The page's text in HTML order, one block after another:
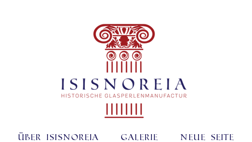
Über ISISNOREIA Galerie Neue Seite